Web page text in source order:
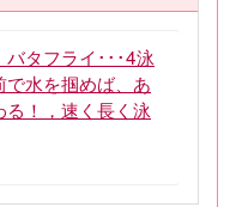
タフライ･･･4泳
水を掴めば、あ
！，速く長く泳